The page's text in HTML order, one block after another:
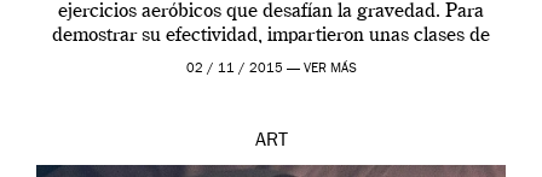
ejercicios aeróbicos que desafían la gravedad. Para
demostrar su efectividad, impartieron unas clases de
prueba en el Tate […]
02 / 11 / 2015 — VER MÁS
ART